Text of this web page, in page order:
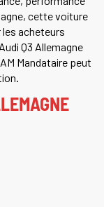
cette voiture
acheteurs
Q3 Allemagne
Mandataire peut